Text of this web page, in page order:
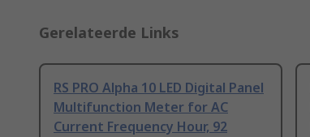
Gerelateerde Links
RS PRO Alpha 10 LED Digital Panel
Multifunction Meter for AC
Current Frequency Hour, 92